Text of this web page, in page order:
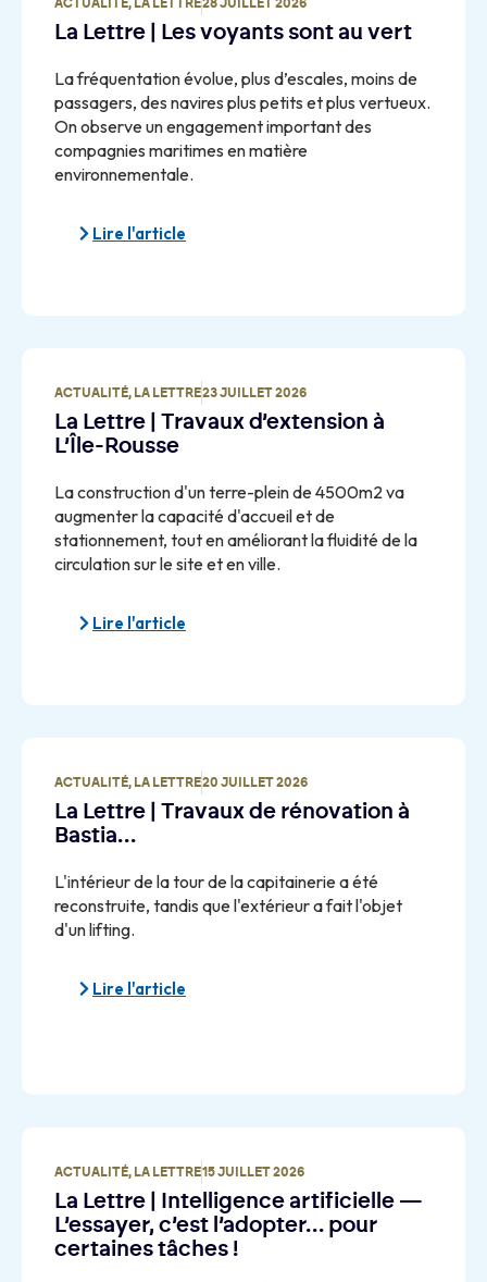
ACTUALITÉ, LA LETTRE28 JUILLET 2026
La Lettre | Les voyants sont au vert
La fréquentation évolue, plus d’escales, moins de
passagers, des navires plus petits et plus vertueux.
On observe un engagement important des
compagnies maritimes en matière
environnementale.
Lire l'article
ACTUALITÉ, LA LETTRE23 JUILLET 2026
La Lettre | Travaux d’extension à
L’Île-Rousse
La construction d'un terre-plein de 4500m2 va
augmenter la capacité d'accueil et de
stationnement, tout en améliorant la fluidité de la
circulation sur le site et en ville.
Lire l'article
ACTUALITÉ, LA LETTRE20 JUILLET 2026
La Lettre | Travaux de rénovation à
Bastia…
L'intérieur de la tour de la capitainerie a été
reconstruite, tandis que l'extérieur a fait l'objet
d'un lifting.
Lire l'article
ACTUALITÉ, LA LETTRE15 JUILLET 2026
La Lettre | Intelligence artificielle —
L’essayer, c’est l’adopter… pour
certaines tâches !